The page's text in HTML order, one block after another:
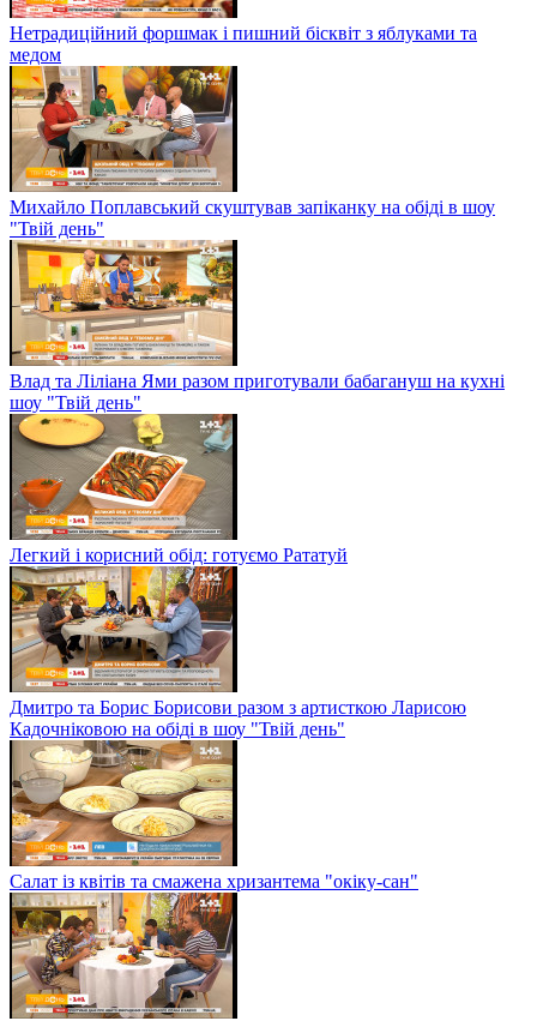
Нетрадиційний форшмак і пишний бісквіт з яблуками та
медом
Михайло Поплавський скуштував запіканку на обіді в шоу
"Твій день"
Влад та Ліліана Ями разом приготували бабагануш на кухні
шоу "Твій день"
Легкий і корисний обід: готуємо Рататуй
Дмитро та Борис Борисови разом з артисткою Ларисою
Кадочніковою на обіді в шоу "Твій день"
Салат із квітів та смажена хризантема "окіку-сан"